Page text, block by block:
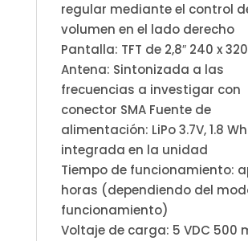
regular mediante el control
volumen en el lado derecho
Pantalla: TFT de 2,8″ 240 x
Antena: Sintonizada a las
frecuencias a investigar con
conector SMA Fuente de
alimentación: LiPo 3.7V, 1.8 Wh
integrada en la unidad
Tiempo de funcionamiento:
horas (dependiendo del
funcionamiento)
Voltaje de carga: 5 VDC 500